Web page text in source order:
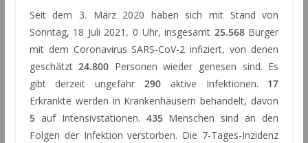
Seit dem 3. März 2020 haben sich mit Stand von
Sonntag, 18 Juli 2021, 0 Uhr, insgesamt 25.568 Bürger
mit dem Coronavirus SARS-CoV-2 infiziert, von denen
geschätzt24.800 Personen wieder genesen sind. Es
gibt derzeit ungefähr 290 aktive Infektionen. 17
Erkrankte werden in Krankenhäusern behandelt, davon
5auf Intensivstationen. 435Menschen sind an den
Folgen der Infektion verstorben. Die 7-Tages-Inzidenz